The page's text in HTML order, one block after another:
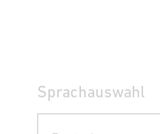
Sprachauswahl